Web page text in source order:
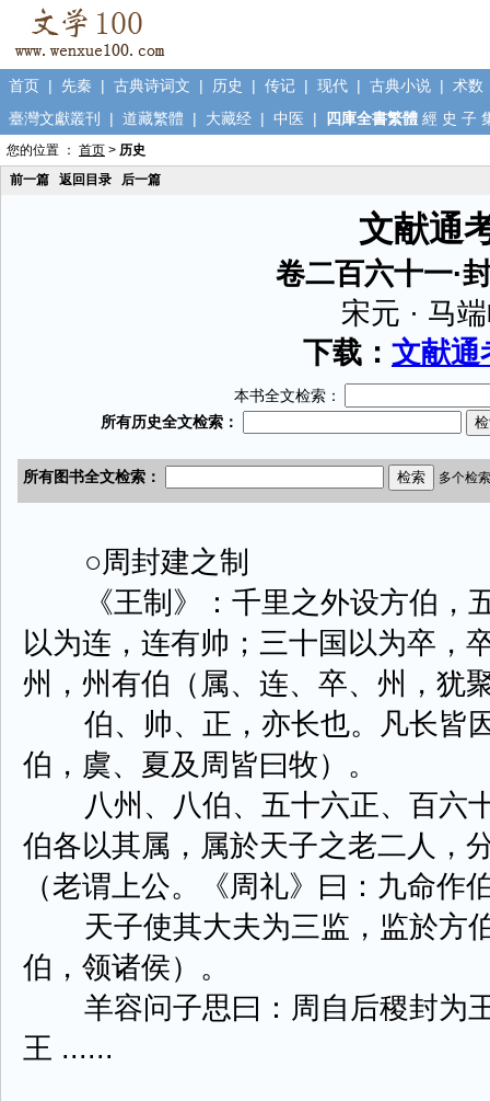
首页 | 先秦 | 古典诗词文 | 历史 | 传记 | 现代 | 古典小说 | 术数
臺灣文獻叢刊
| 道藏繁體 | 大藏经 | 中医 | 四庫全書繁體 經 史 子
您的位置 ： 首页 > 历史
前一篇
返回目录 后一篇
文献通
卷二百六十一·
宋元 · 马
下载： 文献
本书全文检索：
○周封建之制
《王制》：千里之外设方伯，
以为连，连有帅；三十国以为卒，
州，州有伯（属、连、卒、州，犹
伯、帅、正，亦长也。凡长皆
伯，虞、夏及周皆曰牧）。
八州、八伯、五十六正、百六
伯各以其属，属於天子之老二人，
（老谓上公。《周礼》曰：九命作
天子使其大夫为三监，监於方
伯，领诸侯）。
羊容问子思曰：周自后稷封为
王 ......